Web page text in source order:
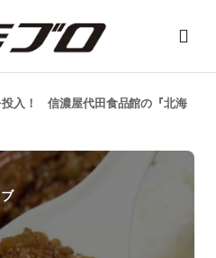
入！ 信濃屋代田食品館の『北海